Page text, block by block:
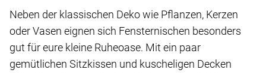
Neben der klassischen Deko wie Pflanzen, Kerzen
oder Vasen eignen sich Fensternischen besonders
gut für eure kleine Ruheoase. Mit ein paar
gemütlichen Sitzkissen und kuscheligen Decken